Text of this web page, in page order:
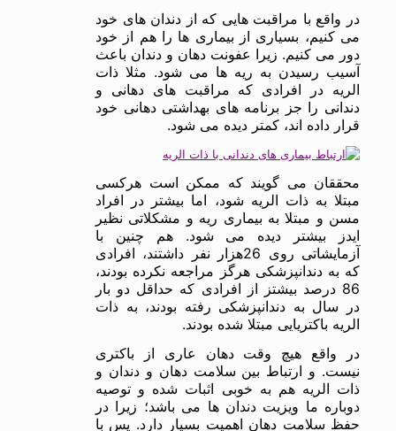
در واقع با مراقبت هایی که از دندان های خود
می کنیم، بسیاری از بیماری ها را هم از خود
دور می کنیم. زیرا عفونت دهان و دندان باعث
آسیب رسیدن به ریه ها می شود. مثلا ذات
الریه در افرادی که مراقبت های دهانی و
دندانی را جز برنامه های بهداشتی دهانی خود
قرار داده اند، کمتر دیده می شود.
محققان می گویند که ممکن است هرکسی
مبتلا به ذات الریه شود، اما بیشتر در افراد
مسن و مبتلا به بیماری ریه و مشکلاتی نظیر
ایدز بیشتر دیده می شود. هم چنین با
آزمایشاتی روی 26هزار نفر داشتند، افرادی
که به دندانپزشکی هرگز مراجعه نکرده بودند،
86 درصد بیشتز از افرادی که حداقل دو بار
در سال به دندانپزشکی رفته بودند، به ذات
الریه باکتریایی مبتلا شده بودند.
در واقع هیچ وقت دهان عاری از باکتری
نیست. و ارتباط بین سلامت دهان و دندان و
ذات الریه هم به خوبی اثبات شده و توصیه
دوباره ما ویزیت دندان ها می باشد؛ زیرا در
حفظ سلامت دهان اهمیت بسیار دارد. پس با